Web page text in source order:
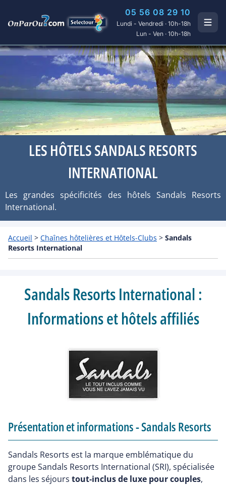
05 56 08 29 10
Lundi - Vendredi · 10h-18h
Lun - Ven · 10h-18h
LES HÔTELS SANDALS RESORTS
INTERNATIONAL
Les grandes spécificités des hôtels Sandals Resorts
International.
Accueil > Chaînes hôtelières et Hôtels-Clubs > Sandals
Resorts International
Sandals Resorts International :
Informations et hôtels affiliés
Présentation et informations - Sandals Resorts
Sandals Resorts est la marque emblématique du
groupe Sandals Resorts International (SRI), spécialisée
dans les séjours tout‑inclus de luxe pour couples,